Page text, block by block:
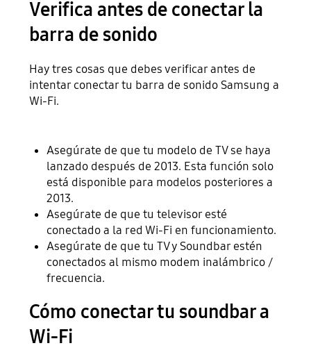
Verifica antes de conectar la
barra de sonido
Hay tres cosas que debes verificar antes de
intentar conectar tu barra de sonido Samsung a
Wi-Fi.
Asegúrate de que tu modelo de TV se haya
lanzado después de 2013. Esta función solo
está disponible para modelos posteriores a
2013.
Asegúrate de que tu televisor esté
conectado a la red Wi-Fi en funcionamiento.
Asegúrate de que tu TV y Soundbar estén
conectados al mismo modem inalámbrico /
frecuencia.
Cómo conectar tu soundbar a
Wi-Fi